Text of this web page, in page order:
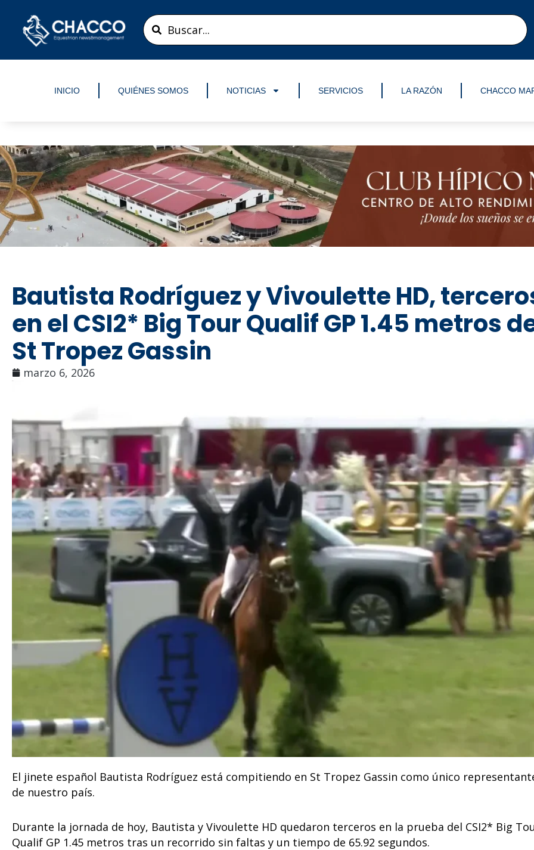
contenido
Search
...
INICIO QUIÉNES SOMOS NOTICIAS SERVICIOS LA RAZÓN CHACCO
Bautista Rodríguez y Vivoulette HD,
en el CSI2* Big Tour Qualif GP 1.45 metros
St Tropez Gassin
marzo 6, 2026
El jinete español Bautista Rodríguez está compitiendo en St Tropez Gassin como único
de nuestro país.
Durante la jornada de hoy, Bautista y Vivoulette HD quedaron terceros en la prueba del CSI2* Big
Qualif GP 1.45 metros tras un recorrido sin faltas y un tiempo de 65.92 segundos.